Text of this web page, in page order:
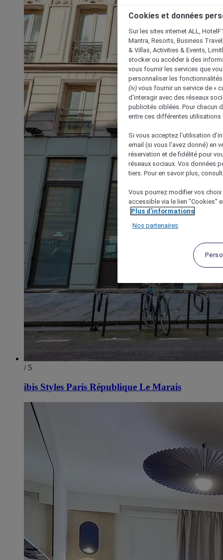
/ 5
ibis Styles Paris République Le Marais
Cookies et données
Sur les sites internet ALL,
Mantra, Resorts, Business
& Villas, Activities & Events,
stocker ou accéder à des
vous fournir les services que
personnaliser les
(iv) vous fournir un service de «
d'interagir avec des réseaux
publicités ciblées. Pour chacun
entre ces différentes utilisations
Si vous acceptez l’utilisation
email (si vous l’avez donné) en
réservation et de fidélité pour
réseaux sociaux. Vos données
tiers. Pour en savoir plus,
Vous pourrez modifier vos
accessible via le lien "Cookies"
Plus d'informations
Nos partenaires